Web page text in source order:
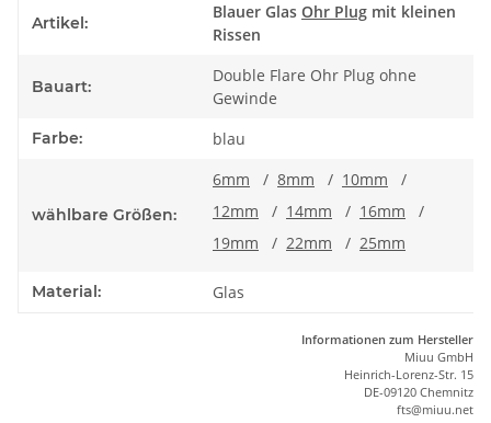
Artikel:
Blauer Glas Ohr Plug mit kleinen
Rissen
Bauart:
Double Flare Ohr Plug ohne
Gewinde
Farbe: blau
wählbare Größen:
6mm / 8mm / 10mm
/
12mm
/ 14mm / 16mm
/
19mm
/ 22mm / 25mm
Material: Glas
Informationen zum Hersteller
Miuu GmbH
Heinrich-Lorenz-Str. 15
DE-09120 Chemnitz
fts@miuu.net